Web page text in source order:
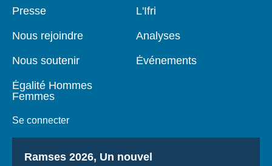
Pied
Presse
Nous rejoindre
Nous soutenir
Égalité Hommes
Femmes
Se connecter
Navigation
L'Ifri
Analyses
Événements
Titre
Ramses 2026, Un nouvel